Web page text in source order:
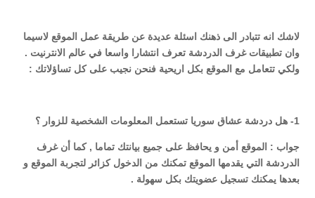
لاشك انه تتبادر الى ذهنك اسئلة عديدة عن طريقة عمل الموقع لاسيما
وان تطبيقات غرف الدردشة تعرف انتشارا واسعا في عالم الانترنيت .
ولكي تتعامل مع الموقع بكل اريحية فنحن نجيب على كل تساؤلاتك :
1- هل دردشة عشاق سوريا تستعمل المعلومات الشخصية للزوار ؟
جواب : الموقع أمن و يحافظ على جميع بيانتك تماما , كما أن غرف
الدردشة التي يقدمها الموقع تمكنك من الدخول كزائر لتجربة الموقع و
بعدها يمكنك تسجيل عضويتك بكل سهولة .